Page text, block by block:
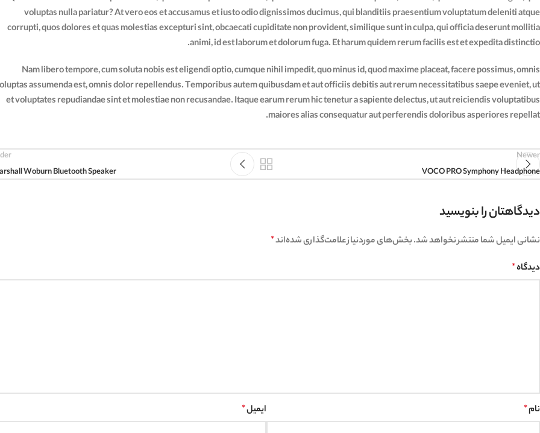
voluptas nulla pariatur? At vero eos et accusamus et iusto odio dignissimos ducimus, qui blanditiis praesentium voluptatum deleniti atque
corrupti, quos dolores et quas molestias excepturi sint, obcaecati cupiditate non provident, similique sunt in culpa, qui officia deserunt mollitia
animi, id est laborum et dolorum fuga. Et harum quidem rerum facilis est et expedita distinctio.
Nam libero tempore, cum soluta nobis est eligendi optio, cumque nihil impedit, quo minus id, quod maxime placeat, facere possimus, omnis
assumenda est, omnis dolor repellendus. Temporibus autem quibusdam et aut officiis debitis aut rerum necessitatibus saepe eveniet, ut
et voluptates repudiandae sint et molestiae non recusandae. Itaque earum rerum hic tenetur a sapiente delectus, ut aut reiciendis voluptatibus
maiores alias consequatur aut perferendis doloribus asperiores repellat.
Newer
VOCO PRO Symphony Headphone
Woburn Bluetooth Speaker
دیدگاهتان را بنویسید
نشانی ایمیل شما منتشر نخواهد شد.بخش‌های موردنیاز علامت‌گذاری شده‌اند*
دیدگاه*
نام* ایمیل*